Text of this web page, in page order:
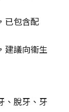
已包含配
建議向衞生
、脫牙、牙